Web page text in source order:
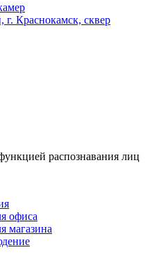
г. Краснокамск, сквер
распознавания лиц
офиса
магазина